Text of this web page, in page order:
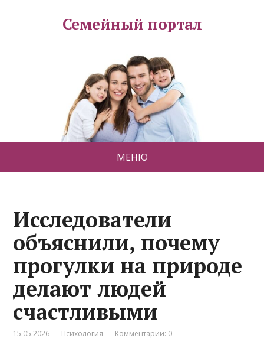
Семейный портал
МЕНЮ
Исследователи
объяснили, почему
прогулки на природе
делают людей
счастливыми
15.05.2026 Психология Комментарии: 0